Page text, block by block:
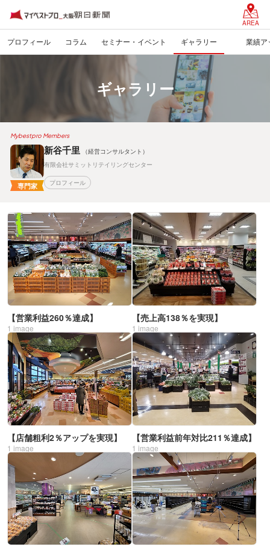
AREA
プロフィール コラム セミナー・イベント ギャラリー 業績ア
ギャラリー
Mybestpro Members
専門家
新谷千里
（経営コンサルタント）
有限会社サミットリテイリングセンター
プロフィール
【営業利益260％達成】
1 image
【売上高138％を実現】
1 image
【店舗粗利2％アップを実現】
1 image
【営業利益前年対比211％達成】
1 image